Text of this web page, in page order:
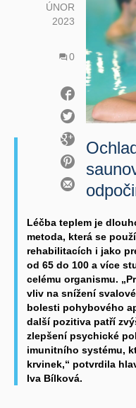
ÚNOR
2023
0
Léčba teplem je
metoda, která se
rehabilitacích i jako
od 65 do 100 a více
celému organismu.
vliv na snížení
bolesti pohybového
další pozitiva patří
zlepšení psychické
imunitního systému,
krvinek,“ potvrdila
Iva Bílková.